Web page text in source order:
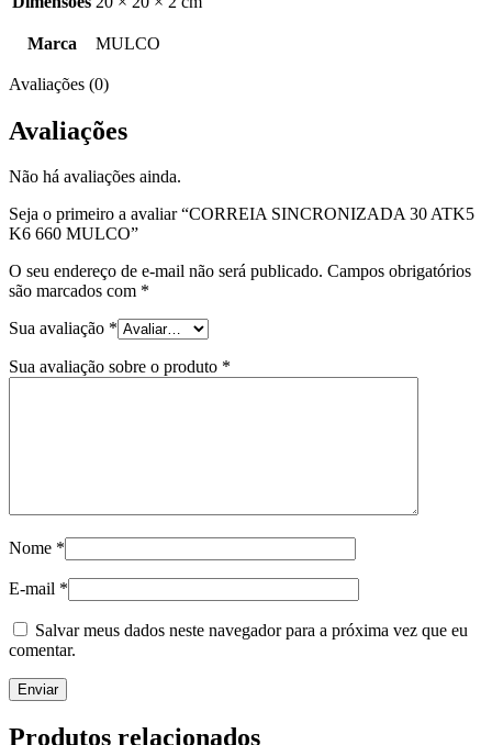
Marca MULCO
Avaliações (0)
Avaliações
Não há avaliações ainda.
Seja o primeiro a avaliar “CORREIA SINCRONIZADA 30 ATK5
K6 660 MULCO”
O seu endereço de e-mail não será publicado. Campos obrigatórios
são marcados com *
Sua avaliação *
Sua avaliação sobre o produto *
Nome *
E-mail *
Salvar meus dados neste navegador para a próxima vez que eu
comentar.
Produtos relacionados